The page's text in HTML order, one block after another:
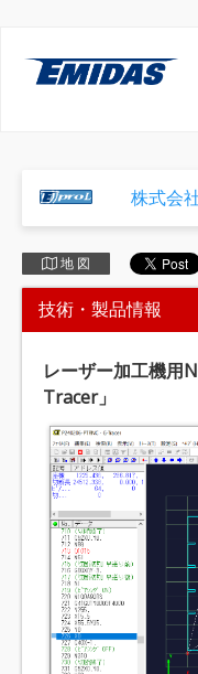
株式会
地 図
技術・製品情報
レーザー加工機用
Tracer」